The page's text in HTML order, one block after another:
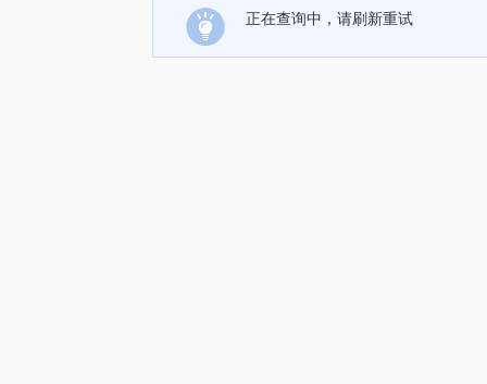
正在查询中，请刷新重试